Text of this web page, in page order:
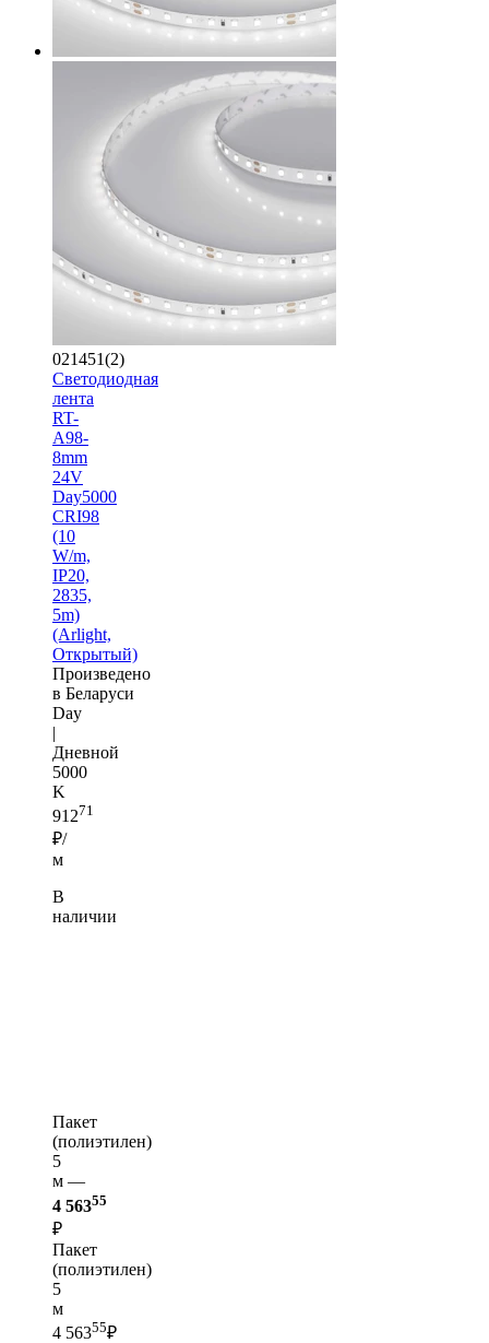
021451(2)
Светодиодная
лента
RT-
A98-
8mm
24V
Day5000
CRI98
(10
W/m,
IP20,
2835,
5m)
(Arlight,
Открытый)
Произведено
в Беларуси
Day
|
Дневной
5000
K
91271
₽/
м
В
наличии
Пакет
(полиэтилен)
5
м —
4 56355
₽
Пакет
(полиэтилен)
5
м
4 56355₽